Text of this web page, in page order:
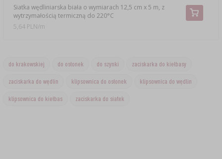
Siatka wędliniarska biała o wymiarach 12,5 cm x 5 m, z
wytrzymałością termiczną do 220°C
5,64 PLN/m
do krakowskiej do osłonek do szynki zaciskarka do kiełbasy
zaciskarka do wędlin klipsownica do osłonek klipsownica do wędlin
klipsownica do kiełbas zaciskarka do siatek